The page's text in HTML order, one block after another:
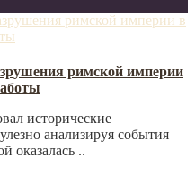
римской империи
исторические
анализируя события
оказалась ..